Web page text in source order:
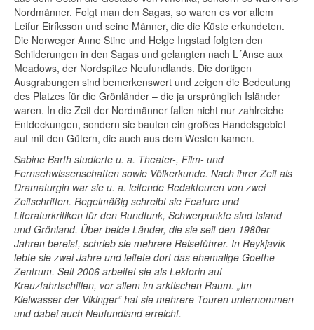
Nordmänner. Folgt man den Sagas, so waren es vor allem
Leifur Eiríksson und seine Männer, die die Küste erkundeten.
Die Norweger Anne Stine und Helge Ingstad folgten den
Schilderungen in den Sagas und gelangten nach L´Anse aux
Meadows, der Nordspitze Neufundlands. Die dortigen
Ausgrabungen sind bemerkenswert und zeigen die Bedeutung
des Platzes für die Grönländer – die ja ursprünglich Isländer
waren. In die Zeit der Nordmänner fallen nicht nur zahlreiche
Entdeckungen, sondern sie bauten ein großes Handelsgebiet
auf mit den Gütern, die auch aus dem Westen kamen.
Sabine Barth studierte u. a. Theater-, Film- und
Fernsehwissenschaften sowie Völkerkunde. Nach ihrer Zeit als
Dramaturgin war sie u. a. leitende Redakteuren von zwei
Zeitschriften. Regelmäßig schreibt sie Feature und
Literaturkritiken für den Rundfunk, Schwerpunkte sind Island
und Grönland. Über beide Länder, die sie seit den 1980er
Jahren bereist, schrieb sie mehrere Reiseführer. In Reykjavík
lebte sie zwei Jahre und leitete dort das ehemalige Goethe-
Zentrum. Seit 2006 arbeitet sie als Lektorin auf
Kreuzfahrtschiffen, vor allem im arktischen Raum. „Im
Kielwasser der Vikinger“ hat sie mehrere Touren unternommen
und dabei auch Neufundland erreicht.